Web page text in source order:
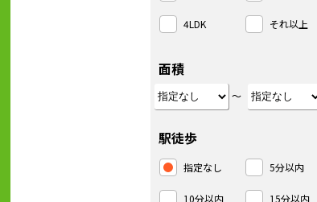
4LDK それ以上
面積
～
駅徒歩
指定なし 5分以内
10分以内 15分以内